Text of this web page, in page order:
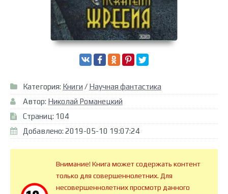
Категория: Книги / Научная фантастика
Автор: Николай Романецкий
Страниц: 104
Добавлено: 2019-05-10 19:07:24
Внимание! Книга может содержать контент
только для совершеннолетних. Для
несовершеннолетних просмотр данного